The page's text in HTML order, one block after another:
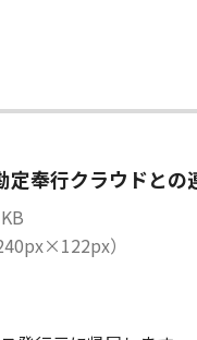
定奉行クラウドとの
）